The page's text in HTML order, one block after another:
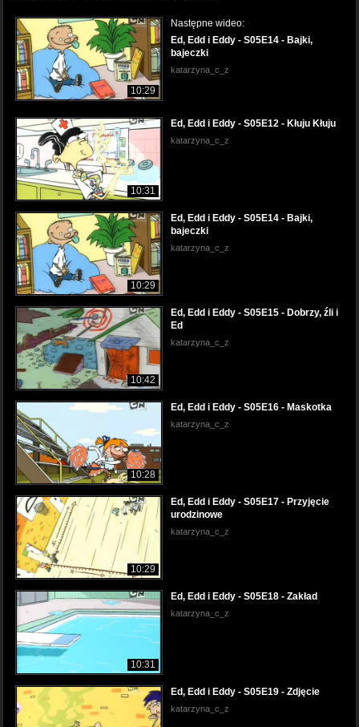
10:29
Następne wideo:
Ed, Edd i Eddy - S05E14 - Bajki,
bajeczki
katarzyna_c_z
10:31
Ed, Edd i Eddy - S05E12 - Kłuju Kłuju
katarzyna_c_z
10:29
Ed, Edd i Eddy - S05E14 - Bajki,
bajeczki
katarzyna_c_z
10:42
Ed, Edd i Eddy - S05E15 - Dobrzy, źli i
Ed
katarzyna_c_z
10:28
Ed, Edd i Eddy - S05E16 - Maskotka
katarzyna_c_z
10:29
Ed, Edd i Eddy - S05E17 - Przyjęcie
urodzinowe
katarzyna_c_z
10:31
Ed, Edd i Eddy - S05E18 - Zakład
katarzyna_c_z
Ed, Edd i Eddy - S05E19 - Zdjęcie
katarzyna_c_z